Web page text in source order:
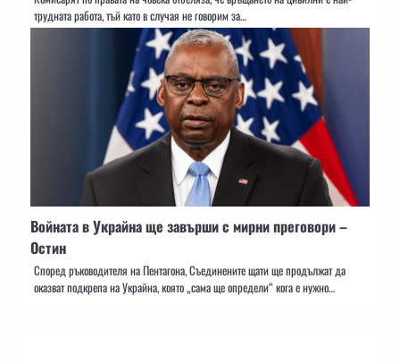
трудната работа, тъй като в случая не говорим за…
Войната в Украйна ще завърши с мирни преговори –
Остин
Според ръководителя на Пентагона, Съединените щати ще продължат да
оказват подкрепа на Украйна, която „сама ще определи“ кога е нужно…